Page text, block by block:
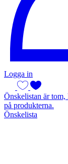
Logga in
Önskelistan är
på produkterna.
Önskelista